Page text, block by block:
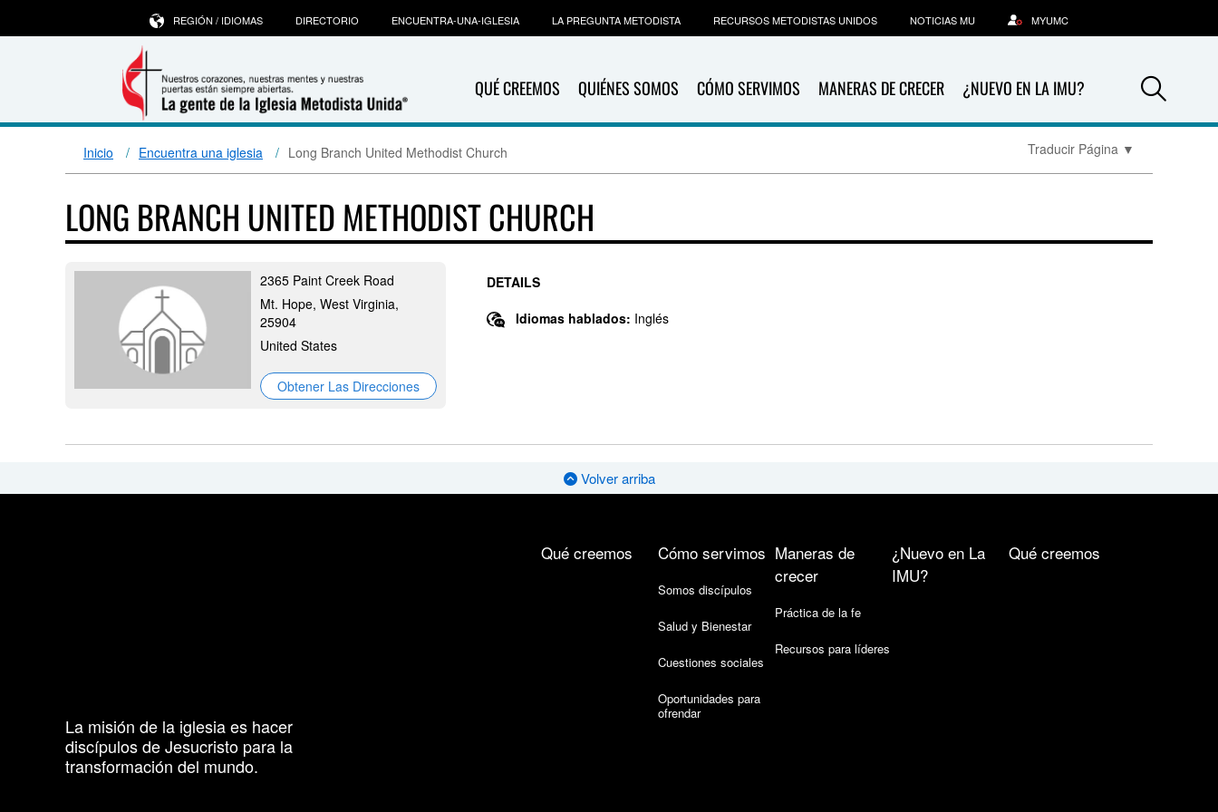
QUÉ CREEMOS QUIÉNES SOMOS CÓMO SERVIMOS MANERAS DE CRECER ¿NUEVO EN LA IMU?
REGIÓN / IDIOMAS DIRECTORIO ENCUENTRA-UNA-IGLESIA LA PREGUNTA METODISTA RECURSOS METODISTAS UNIDOS NOTICIAS MU MYUMC
Inicio Encuentra una iglesia Long Branch United Methodist Church Traducir Página ▼
LONG BRANCH UNITED METHODIST CHURCH
2365 Paint Creek Road
Mt. Hope, West Virginia,
25904
United States
Obtener Las Direcciones
DETAILS
Idiomas hablados: Inglés
Volver arriba
La misión de la iglesia es hacer
discípulos de Jesucristo para la
transformación del mundo.
Qué creemos Cómo servimos
Somos discípulos
Salud y Bienestar
Cuestiones sociales
Oportunidades para
ofrendar
Maneras de
crecer
Práctica de la fe
Recursos para líderes
¿Nuevo en La
IMU?
Qué creemos